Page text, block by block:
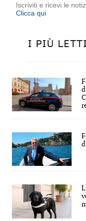
Iscriviti e ricevi le
Clicca qui
I PIÙ LETTI